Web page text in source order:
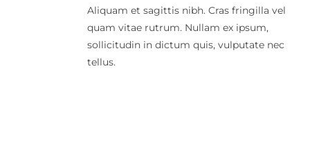
Aliquam et sagittis nibh. Cras fringilla vel
quam vitae rutrum. Nullam ex ipsum,
sollicitudin in dictum quis, vulputate nec
tellus.